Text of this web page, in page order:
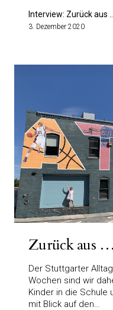
Interview: Zurück aus ...
3. Dezember 2020
Zurück aus
Der Stuttgarter
Wochen sind wir
Kinder in die Schule
mit Blick auf den…